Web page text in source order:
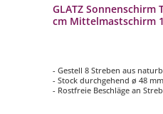
GLATZ Sonnenschirm
cm Mittelmastschirm
- Gestell 8 Streben aus
- Stock durchgehend ø 48 mm
- Rostfreie Beschläge an